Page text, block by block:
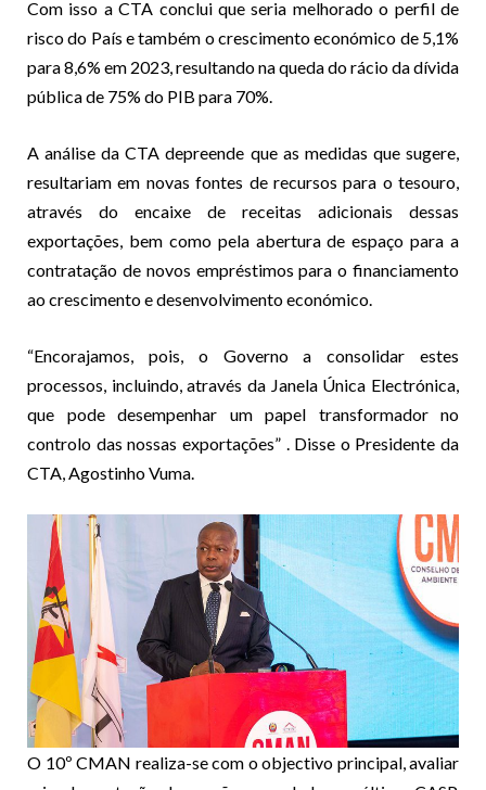
Com isso a CTA conclui que seria melhorado o perfil de
risco do País e também o crescimento económico de 5,1%
para 8,6% em 2023, resultando na queda do rácio da dívida
pública de 75% do PIB para 70%.
A análise da CTA depreende que as medidas que sugere,
resultariam em novas fontes de recursos para o tesouro,
através do encaixe de receitas adicionais dessas
exportações, bem como pela abertura de espaço para a
contratação de novos empréstimos para o financiamento
ao crescimento e desenvolvimento económico.
“Encorajamos, pois, o Governo a consolidar estes
processos, incluindo, através da Janela Única Electrónica,
que pode desempenhar um papel transformador no
controlo das nossas exportações” . Disse o Presidente da
CTA, Agostinho Vuma.
O 10º CMAN realiza-se com o objectivo principal, avaliar